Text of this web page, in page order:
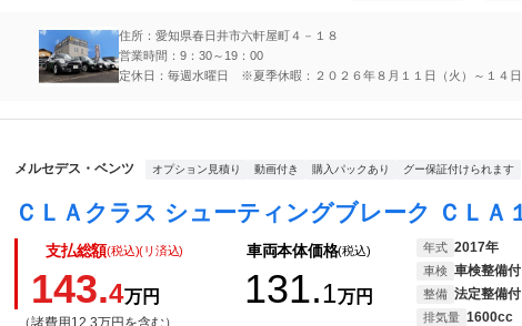
住所：愛知県春日井市六軒屋町４－１８
営業時間：9：30～19：00
定休日：毎週水曜日 ※夏季休暇：２０２６年８月１１日（火）～１４日
メルセデス・ベンツ オプション見積り 動画付き 購入パックあり グー保証付けられます
支払総額(税込)(リ済込)
143.4万円
（諸費用12.3万円を含む）
車両本体価格(税込)
131.1万円
年式 2017年
車検 車検整備付
整備 法定整備付
排気量 1600cc